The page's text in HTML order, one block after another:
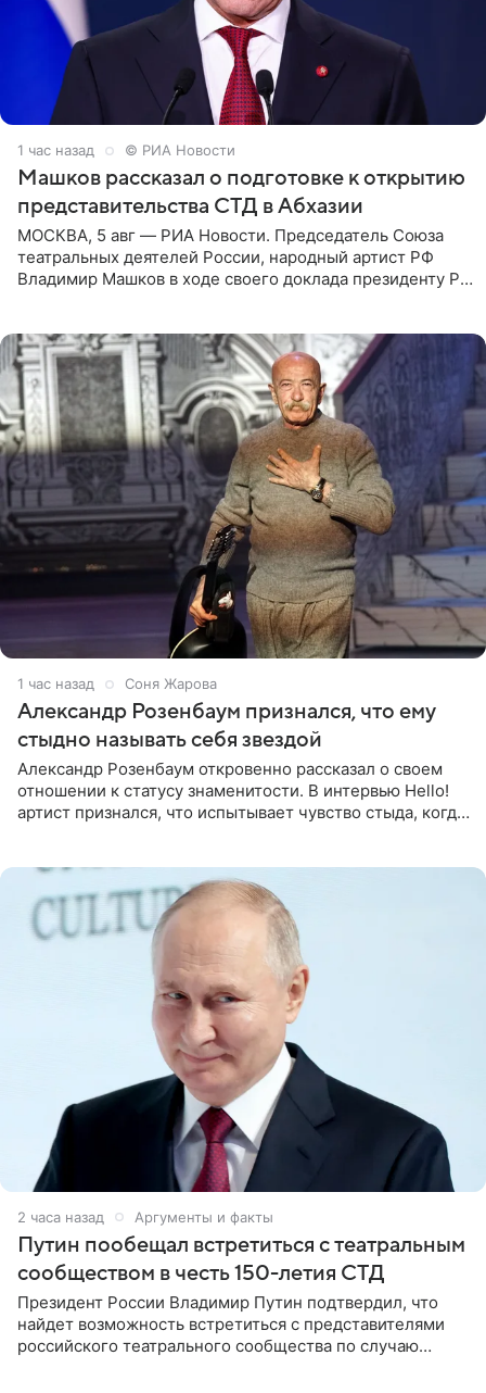
1 час назад © РИА Новости
Машков рассказал о подготовке к открытию
представительства СТД в Абхазии
МОСКВА, 5 авг — РИА Новости. Председатель Союза
театральных деятелей России, народный артист РФ
Владимир Машков в ходе своего доклада президенту РФ
1 час назад Соня Жарова
Александр Розенбаум признался, что ему
стыдно называть себя звездой
Александр Розенбаум откровенно рассказал о своем
отношении к статусу знаменитости. В интервью Hello!
артист признался, что испытывает чувство стыда, когда
2 часа назад Аргументы и факты
Путин пообещал встретиться с театральным
сообществом в честь 150-летия СТД
Президент России Владимир Путин подтвердил, что
найдет возможность встретиться с представителями
российского театрального сообщества по случаю